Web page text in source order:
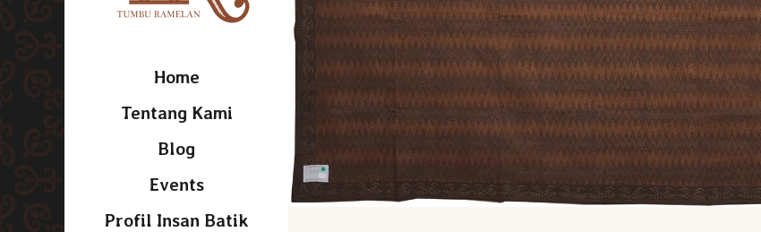
Home
Tentang Kami
Blog
Events
Profil Insan Batik